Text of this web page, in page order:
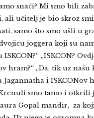
snaći? Mi smo bili
ali učitelj je bio skroz
samo što smo ušli u
joggera koji su
ISKCON?“ „ISKCON?
hram?“ „Da, tik uz našu
Jagannatha i ISKCONov
smo tamo i otkrili
Gopal mandir, za